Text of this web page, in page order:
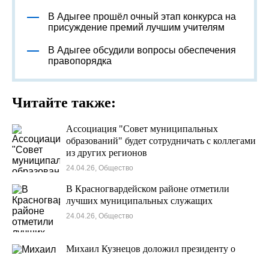
В Адыгее прошёл очный этап конкурса на
присуждение премий лучшим учителям
В Адыгее обсудили вопросы обеспечения
правопорядка
Читайте также:
Ассоциация "Совет муниципальных
образований" будет сотрудничать с коллегами
из других регионов
24.04.26, Общество
В Красногвардейском районе отметили
лучших муниципальных служащих
24.04.26, Общество
Михаил Кузнецов доложил президенту о